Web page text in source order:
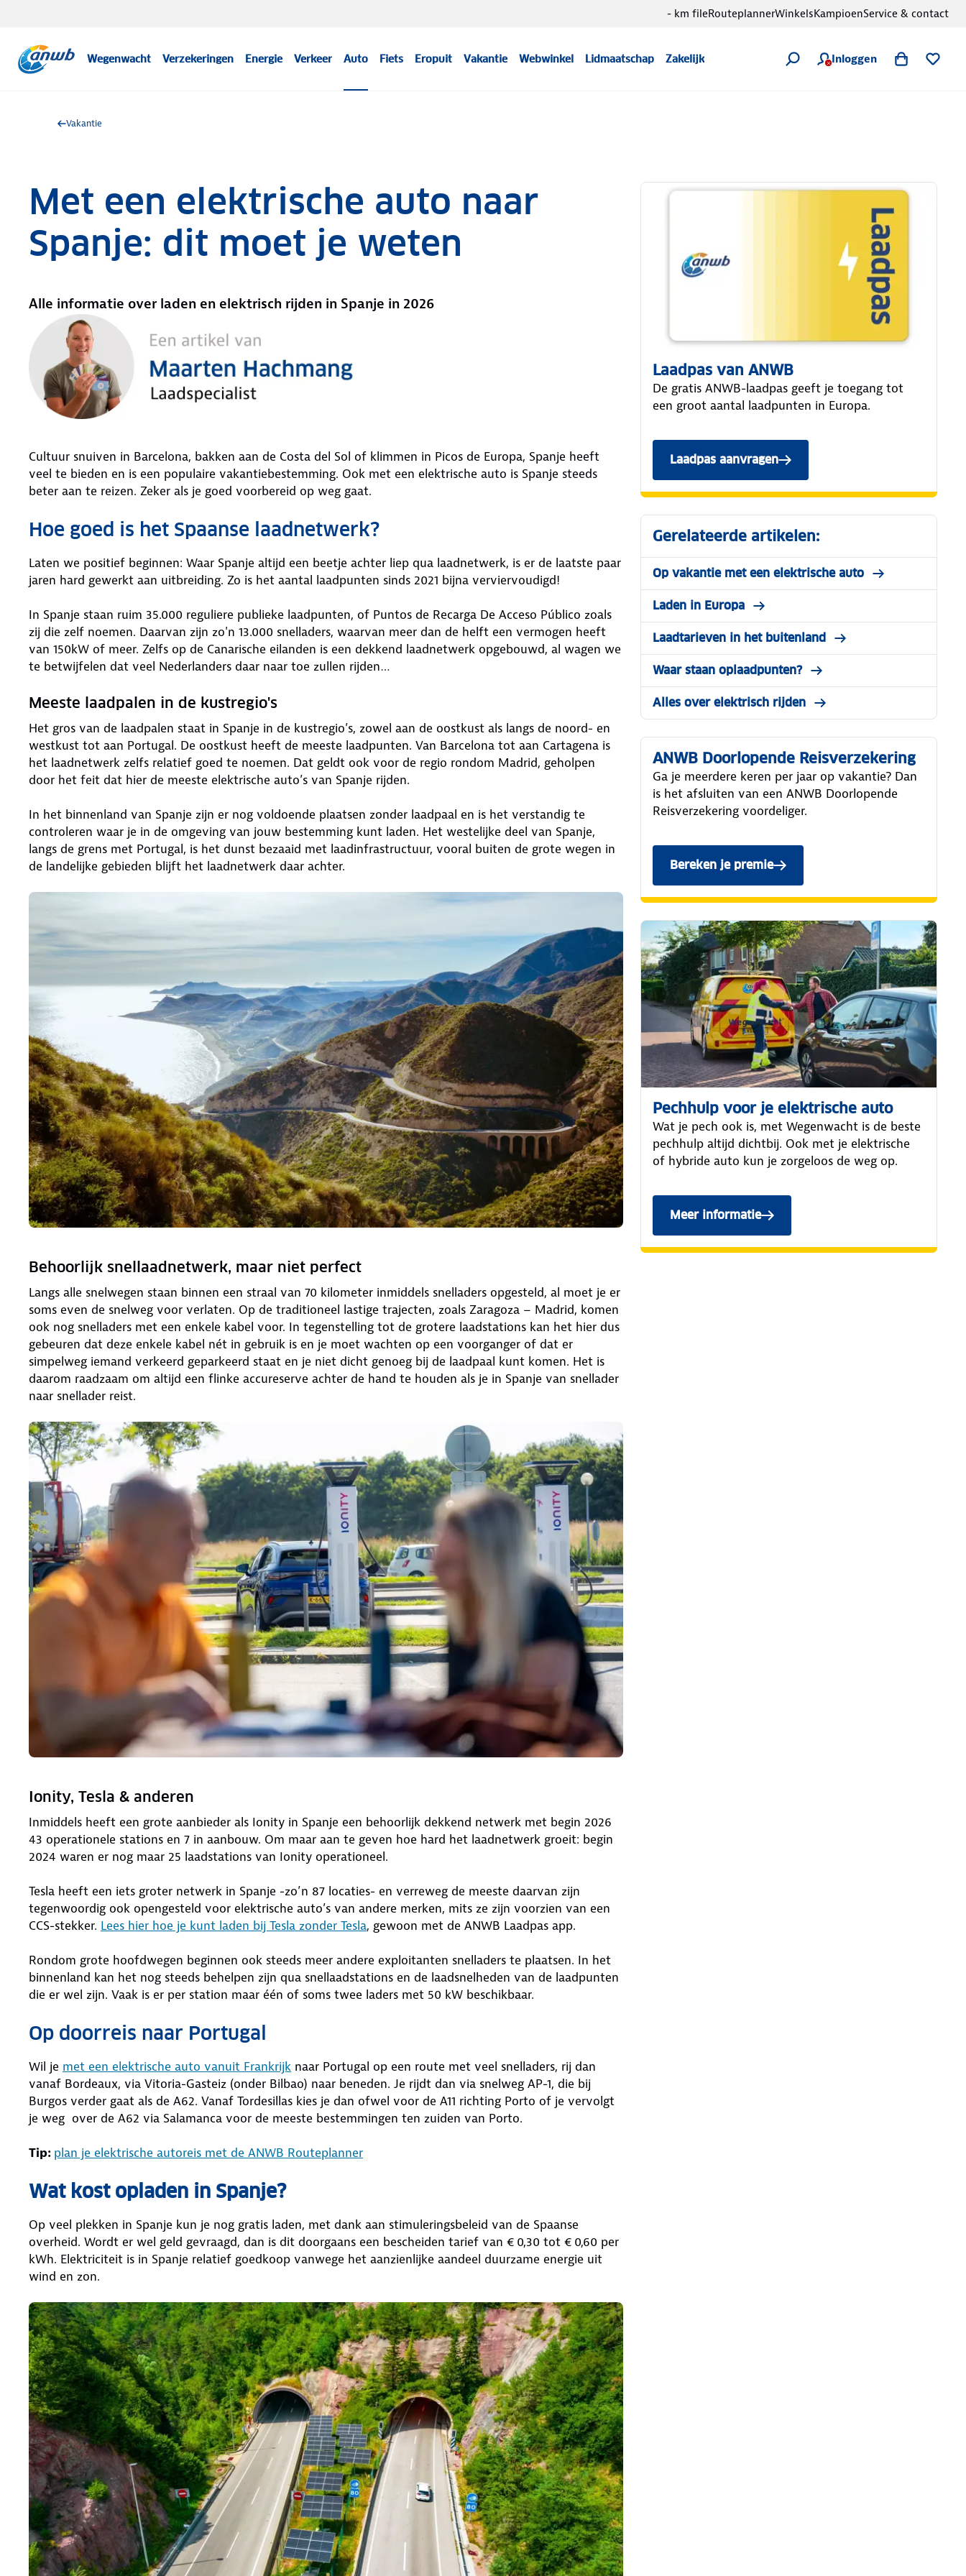
Wegenwacht Verzekeringen Energie Verkeer Auto Fiets Eropuit Vakantie Webwinkel Lidmaatschap Zakelijk Inloggen
- km fileRouteplannerWinkelsKampioenService & contact
Vakantie
Met een elektrische auto naar
Spanje: dit moet je weten
Alle informatie over laden en elektrisch rijden in Spanje in 2026
Cultuur snuiven in Barcelona, bakken aan de Costa del Sol of klimmen in Picos de Europa, Spanje heeft
veel te bieden en is een populaire vakantiebestemming. Ook met een elektrische auto is Spanje steeds
beter aan te reizen. Zeker als je goed voorbereid op weg gaat.
Hoe goed is het Spaanse laadnetwerk?
Laten we positief beginnen: Waar Spanje altijd een beetje achter liep qua laadnetwerk, is er de laatste paar
jaren hard gewerkt aan uitbreiding. Zo is het aantal laadpunten sinds 2021 bijna verviervoudigd!
In Spanje staan ruim 35.000 reguliere publieke laadpunten, of Puntos de Recarga De Acceso Público zoals
zij die zelf noemen. Daarvan zijn zo'n 13.000 snelladers, waarvan meer dan de helft een vermogen heeft
van 150kW of meer. Zelfs op de Canarische eilanden is een dekkend laadnetwerk opgebouwd, al wagen we
te betwijfelen dat veel Nederlanders daar naar toe zullen rijden…
Meeste laadpalen in de kustregio's
Het gros van de laadpalen staat in Spanje in de kustregio’s, zowel aan de oostkust als langs de noord- en
westkust tot aan Portugal. De oostkust heeft de meeste laadpunten. Van Barcelona tot aan Cartagena is
het laadnetwerk zelfs relatief goed te noemen. Dat geldt ook voor de regio rondom Madrid, geholpen
door het feit dat hier de meeste elektrische auto’s van Spanje rijden.
In het binnenland van Spanje zijn er nog voldoende plaatsen zonder laadpaal en is het verstandig te
controleren waar je in de omgeving van jouw bestemming kunt laden. Het westelijke deel van Spanje,
langs de grens met Portugal, is het dunst bezaaid met laadinfrastructuur, vooral buiten de grote wegen in
de landelijke gebieden blijft het laadnetwerk daar achter.
Behoorlijk snellaadnetwerk, maar niet perfect
Langs alle snelwegen staan binnen een straal van 70 kilometer inmiddels snelladers opgesteld, al moet je er
soms even de snelweg voor verlaten. Op de traditioneel lastige trajecten, zoals Zaragoza – Madrid, komen
ook nog snelladers met een enkele kabel voor. In tegenstelling tot de grotere laadstations kan het hier dus
gebeuren dat deze enkele kabel nét in gebruik is en je moet wachten op een voorganger of dat er
simpelweg iemand verkeerd geparkeerd staat en je niet dicht genoeg bij de laadpaal kunt komen. Het is
daarom raadzaam om altijd een flinke accureserve achter de hand te houden als je in Spanje van snellader
naar snellader reist.
Ionity, Tesla & anderen
Inmiddels heeft een grote aanbieder als Ionity in Spanje een behoorlijk dekkend netwerk met begin 2026
43 operationele stations en 7 in aanbouw. Om maar aan te geven hoe hard het laadnetwerk groeit: begin
2024 waren er nog maar 25 laadstations van Ionity operationeel.
Tesla heeft een iets groter netwerk in Spanje -zo’n 87 locaties- en verreweg de meeste daarvan zijn
tegenwoordig ook opengesteld voor elektrische auto’s van andere merken, mits ze zijn voorzien van een
CCS-stekker. Lees hier hoe je kunt laden bij Tesla zonder Tesla, gewoon met de ANWB Laadpas app.
Rondom grote hoofdwegen beginnen ook steeds meer andere exploitanten snelladers te plaatsen. In het
binnenland kan het nog steeds behelpen zijn qua snellaadstations en de laadsnelheden van de laadpunten
die er wel zijn. Vaak is er per station maar één of soms twee laders met 50 kW beschikbaar.
Op doorreis naar Portugal
Wil je met een elektrische auto vanuit Frankrijk naar Portugal op een route met veel snelladers, rij dan
vanaf Bordeaux, via Vitoria-Gasteiz (onder Bilbao) naar beneden. Je rijdt dan via snelweg AP-1, die bij
Burgos verder gaat als de A62. Vanaf Tordesillas kies je dan ofwel voor de A11 richting Porto of je vervolgt
je weg over de A62 via Salamanca voor de meeste bestemmingen ten zuiden van Porto.
Tip: plan je elektrische autoreis met de ANWB Routeplanner
Wat kost opladen in Spanje?
Op veel plekken in Spanje kun je nog gratis laden, met dank aan stimuleringsbeleid van de Spaanse
overheid. Wordt er wel geld gevraagd, dan is dit doorgaans een bescheiden tarief van € 0,30 tot € 0,60 per
kWh. Elektriciteit is in Spanje relatief goedkoop vanwege het aanzienlijke aandeel duurzame energie uit
wind en zon.
Laadpas van ANWB
De gratis ANWB-laadpas geeft je toegang tot
een groot aantal laadpunten in Europa.
Laadpas aanvragen
Gerelateerde artikelen:
Op vakantie met een elektrische auto
Laden in Europa
Laadtarieven in het buitenland
Waar staan oplaadpunten?
Alles over elektrisch rijden
ANWB Doorlopende Reisverzekering
Ga je meerdere keren per jaar op vakantie? Dan
is het afsluiten van een ANWB Doorlopende
Reisverzekering voordeliger.
Bereken je premie
Pechhulp voor je elektrische auto
Wat je pech ook is, met Wegenwacht is de beste
pechhulp altijd dichtbij. Ook met je elektrische
of hybride auto kun je zorgeloos de weg op.
Meer informatie